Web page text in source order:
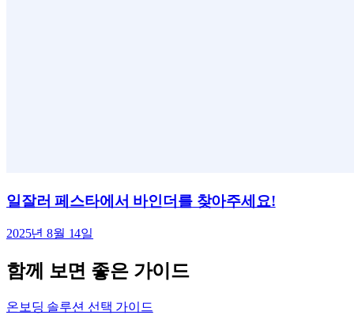
일잘러 페스타에서 바인더를 찾아주세요!
2025년 8월 14일
함께 보면 좋은 가이드
온보딩 솔루션 선택 가이드